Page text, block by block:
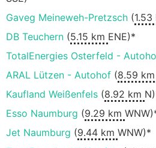
Gaveg Meineweh-Pretzsch (1.53
DB Teuchern (5.15 km ENE)*
TotalEnergies Osterfeld -
ARAL Lützen - Autohof (8.59 km
Kaufland Weißenfels (8.92 km
Esso Naumburg (9.29 km
Jet Naumburg (9.44 km WNW)*